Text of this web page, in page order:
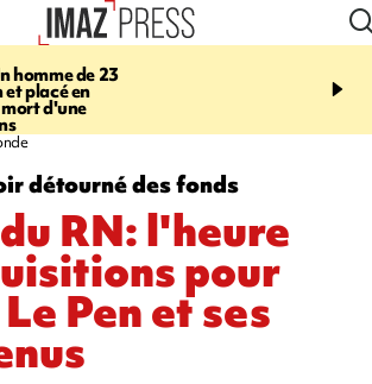
homme de 23
et placé en
d'une
21:08
et Turquie scellent un
détourné des fonds
RN: l'heure
pour
Pen et ses